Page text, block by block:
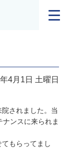
4月1日 土曜日
されました。当
ンスに来られま
もらってまし